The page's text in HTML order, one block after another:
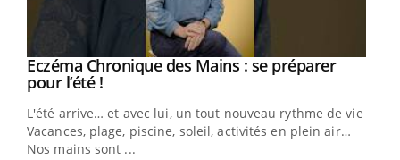
Youtube
Eczéma Chronique des Mains : se préparer
pour l’été !Youtube
L'été arrive… et avec lui, un tout nouveau rythme de vie !
Vacances, plage, piscine, soleil, activités en plein air…
Nos mains sont ...